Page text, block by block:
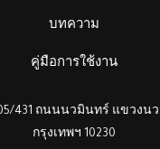
บทความ
คู่มือการใช้งาน
431 ถนนนวมินทร์ แขวงน
กรุงเทพฯ 10230